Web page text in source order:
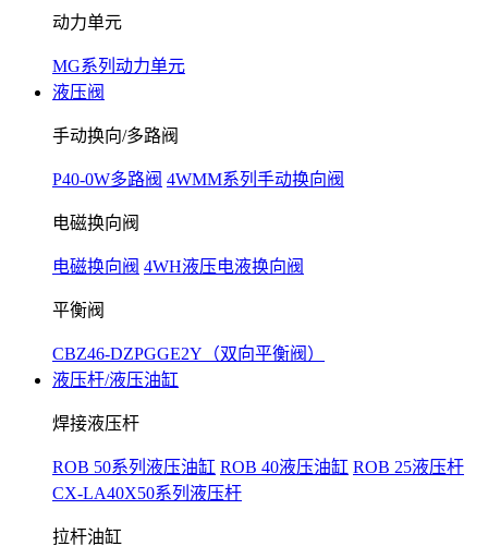
动力单元
MG系列动力单元
液压阀
手动换向/多路阀
P40-0W多路阀 4WMM系列手动换向阀
电磁换向阀
电磁换向阀 4WH液压电液换向阀
平衡阀
CBZ46-DZPGGE2Y（双向平衡阀）
液压杆/液压油缸
焊接液压杆
ROB 50系列液压油缸 ROB 40液压油缸 ROB 25液压杆
CX-LA40X50系列液压杆
拉杆油缸